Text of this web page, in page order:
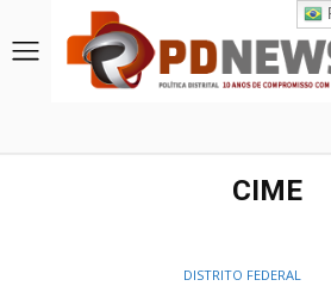
CIME
DISTRITO FEDERAL